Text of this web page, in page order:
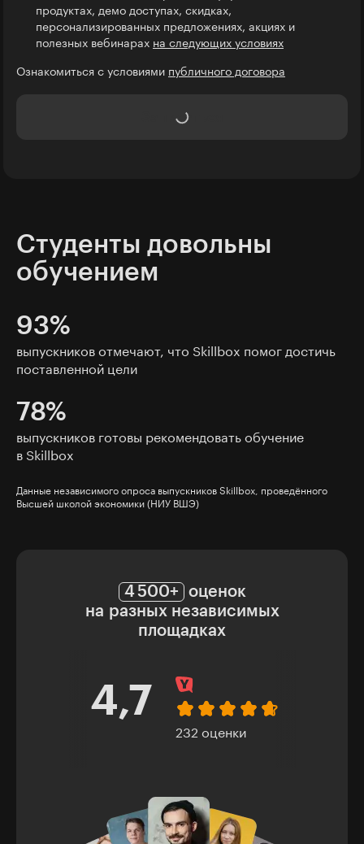
продуктах, демо доступах, скидках,
персонализированных предложениях, акциях и
полезных вебинарах на следующих условиях
Ознакомиться с условиями публичного договора
Записаться
Студенты довольны
обучением
93%
выпускников отмечают, что Skillbox помог достичь
поставленной цели
78%
выпускников готовы рекомендовать обучение
в Skillbox
Данные независимого опроса выпускников Skillbox, проведённого
Высшей школой экономики (НИУ ВШЭ)
4 500+
оценок
на разных независимых
площадках
4,7
232 оценки